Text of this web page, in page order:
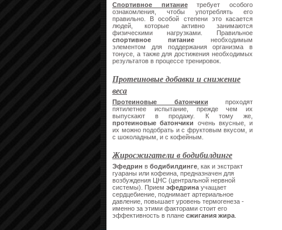
Спортивное питаниетребует особого
ознакомления, чтобы употреблять его
правильно. В особой степени это касается
людей, которые активно занимаются
физическими нагрузками. Правильное
спортивное питаниенеобходимым
элементом для поддержания организма в
тонусе, а также для достижения необходимых
результатов в процессе тренировок.
Протеиновые добавки и снижение
веса
Протеиновые батончики проходят
пятилетнее испытание, прежде чем их
выпускают в продажу. К тому же,
протеиновые батончики
очень вкусные, и
их можно подобрать и с фруктовым вкусом, и
с шоколадным, и с кофейным.
Жиросжигатели в бодибилдинге
Эфедрин в бодибилдинге , как и экстракт
гуараны или кофеина, предназначен для
возбуждения ЦНС (центральной нервной
системы). Прием эфедрина учащает
сердцебиение, поднимает артериальное
давление, повышает уровень термогенеза -
именно за этими факторами стоит его
эффективность в плане сжигания жира